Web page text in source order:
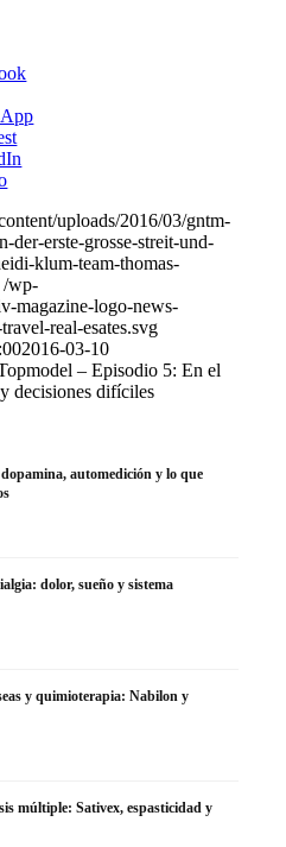
uploads/2016/03/gntm-
der-erste-grosse-streit-und-
klum-team-thomas-
/wp-
magazine-logo-news-
real-esates.svg
2016-03-10
– Episodio 5: En el
decisiones difíciles
automedición y lo que
dolor, sueño y sistema
y quimioterapia: Nabilon y
múltiple: Sativex, espasticidad y